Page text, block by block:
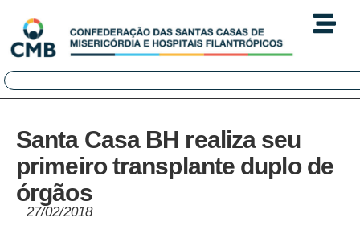
Santa Casa BH realiza seu
primeiro transplante duplo de
órgãos
27/02/2018